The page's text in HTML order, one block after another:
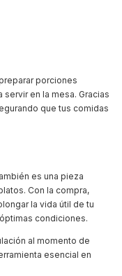
porciones
en la mesa. Gracias
que tus comidas
es una pieza
Con la compra,
la vida útil de tu
condiciones.
al momento de
esencial en